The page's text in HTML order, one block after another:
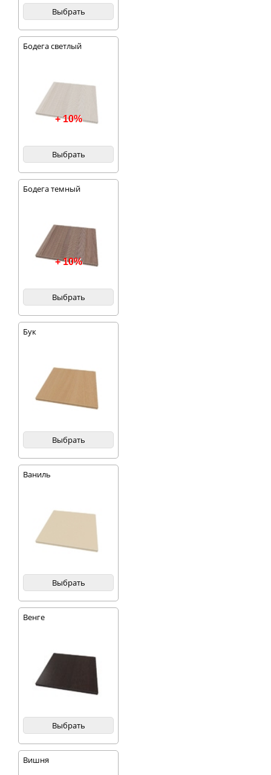
просторной полкой.
Также в композицию
гармонично
вписывается
застеленный
красивая посуда,
книги и многое
другое.
Выбрать
Бодега светлый
+ 10%
Выбрать
Бодега темный
+ 10%
Выбрать
Бук
Выбрать
Ваниль
Выбрать
Венге
Выбрать
Вишня